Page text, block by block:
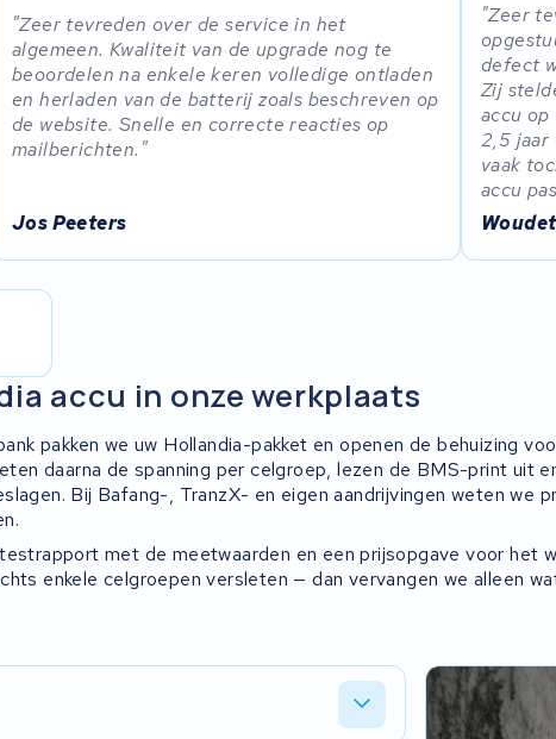
Zeer tevreden over de service in het
algemeen. Kwaliteit van de upgrade nog te
beoordelen na enkele keren volledige ontladen
en herladen van de batterij zoals beschreven op
de website. Snelle en correcte reacties op
mailberichten.
Jos Peeters
Zeer
defect
Zij
accu op
2,5 jaar
vaak
accu
accu in onze werkplaats
pakken we uw Hollandia-pakket en openen de behuizing
daarna de spanning per celgroep, lezen de BMS-print uit
Bij Bafang-, TranzX- en eigen aandrijvingen weten we
met de meetwaarden en een prijsopgave voor het
enkele celgroepen versleten — dan vervangen we alleen